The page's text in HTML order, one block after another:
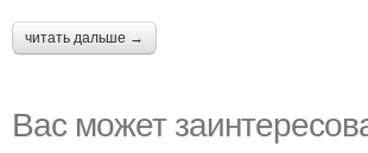
читать дальше →
Вас может